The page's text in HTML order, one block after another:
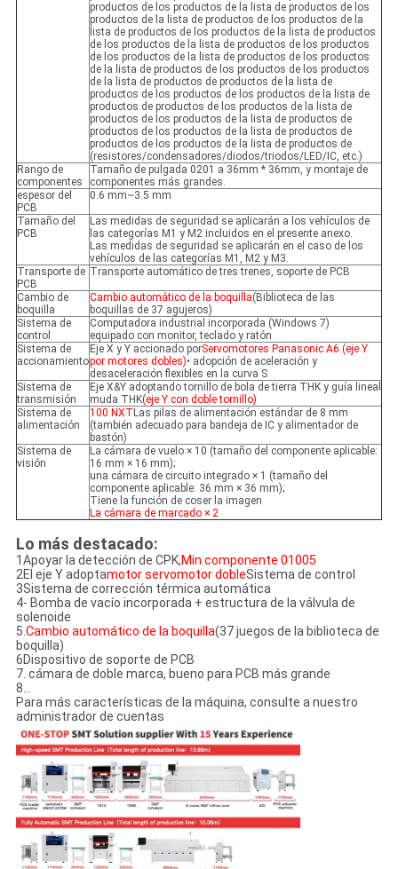
productos de los productos de la lista de productos de los
productos de la lista de productos de los productos de la
lista de productos de los productos de la lista de productos
de los productos de la lista de productos de los productos
de los productos de la lista de productos de los productos
de la lista de productos de los productos de los productos
de la lista de productos de productos de la lista de
productos de los productos de los productos de la lista de
productos de productos de los productos de la lista de
productos de los productos de la lista de productos de
productos de los productos de la lista de productos de
productos de los productos de la lista de productos de
(resistores/condensadores/diodos/triodos/LED/IC, etc.)
Rango de
componentes
Tamaño de pulgada 0201 a 36mm * 36mm, y montaje de
componentes más grandes.
espesor del
PCB
0.6 mm~3.5 mm
Tamaño del
PCB
Las medidas de seguridad se aplicarán a los vehículos de
las categorías M1 y M2 incluidos en el presente anexo.
Las medidas de seguridad se aplicarán en el caso de los
vehículos de las categorías M1, M2 y M3.
Transporte de
PCB
Transporte automático de tres trenes, soporte de PCB
Cambio de
boquilla
Cambio automático de la boquilla(Biblioteca de las
boquillas de 37 agujeros)
Sistema de
control
Computadora industrial incorporada (Windows 7)
equipado con monitor, teclado y ratón
Sistema de
accionamiento
Eje X y Y accionado porServomotores Panasonic A6 (eje Y
por motores dobles)• adopción de aceleración y
desaceleración flexibles en la curva S
Sistema de
transmisión
Eje X&Y adoptando tornillo de bola de tierra THK y guía lineal
muda THK(eje Y con doble tornillo)
Sistema de
alimentación
100 NXT Las pilas de alimentación estándar de 8 mm
(también adecuado para bandeja de IC y alimentador de
bastón)
Sistema de
visión
La cámara de vuelo × 10 (tamaño del componente aplicable:
16 mm × 16 mm);
una cámara de circuito integrado × 1 (tamaño del
componente aplicable: 36 mm × 36 mm);
Tiene la función de coser la imagen
La cámara de marcado × 2
Lo más destacado:
1Apoyar la detección de CPK,Min componente 01005
2El eje Y adoptamotor servomotor dobleSistema de control
3Sistema de corrección térmica automática
4- Bomba de vacío incorporada + estructura de la válvula de
solenoide
5.Cambio automático de la boquilla(37 juegos de la biblioteca de
boquilla)
6Dispositivo de soporte de PCB
7. cámara de doble marca, bueno para PCB más grande
8...
Para más características de la máquina, consulte a nuestro
administrador de cuentas